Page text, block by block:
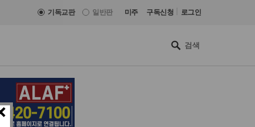
기독교판 일반판 미주 구독신청 로그인